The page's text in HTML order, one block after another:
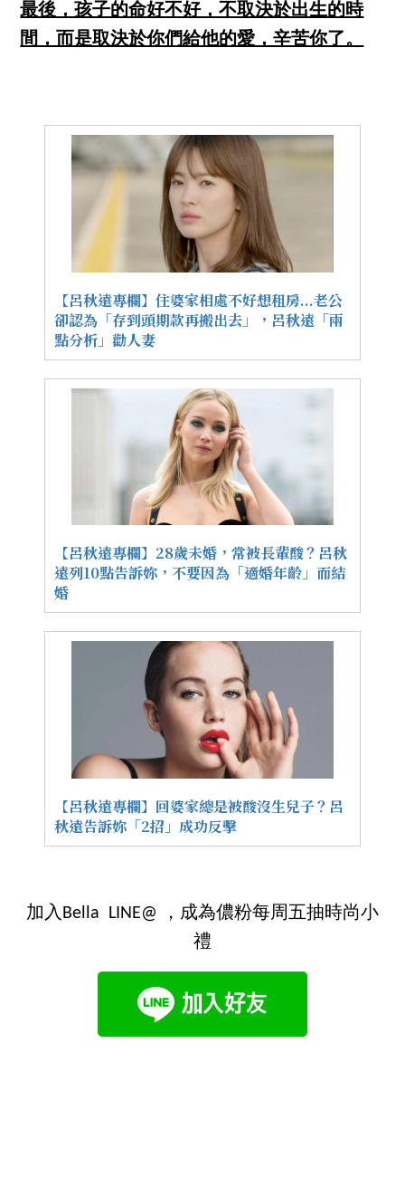
最後，孩子的命好不好，不取決於出生的時
間，而是取決於你們給他的愛，辛苦你了。
【呂秋遠專欄】住婆家相處不好想租房...老公
卻認為「存到頭期款再搬出去」，呂秋遠「兩
點分析」勸人妻
【呂秋遠專欄】28歲未婚，常被長輩酸？呂秋
遠列10點告訴妳，不要因為「適婚年齡」而結
婚
【呂秋遠專欄】回婆家總是被酸沒生兒子？呂
秋遠告訴妳「2招」成功反擊
加入Bella LINE@ ，成為儂粉每周五抽時尚小
禮